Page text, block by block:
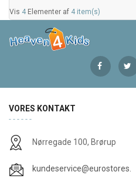
Vis 4 Elementer af 4 item(s)
VORES KONTAKT
Nørregade 100, Brørup
kundeservice@eurostores.dk